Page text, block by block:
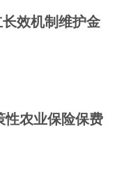
效机制维护金
性农业保险保费